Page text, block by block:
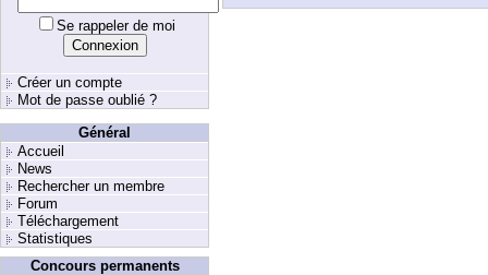
Se rappeler de moi
Créer un compte
Mot de passe oublié ?
Général
Accueil
News
Rechercher un membre
Forum
Téléchargement
Statistiques
Concours permanents